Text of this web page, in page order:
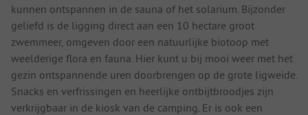
kunnen ontspannen in de sauna of het solarium. Bijzonder
geliefd is de ligging direct aan een 10 hectare groot
zwemmeer, omgeven door een natuurlijke biotoop met
weelderige flora en fauna. Hier kunt u bij mooi weer met het
gezin ontspannende uren doorbrengen op de grote ligweide.
Snacks en verfrissingen en heerlijke ontbijtbroodjes zijn
verkrijgbaar in de kiosk van de camping. Er is ook een